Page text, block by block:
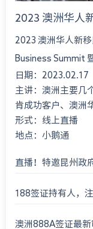
2023 澳洲华人
2023 澳洲华人新
Business Summit
International
日期：2023.02.17
主讲：澳洲主要几
肯成功客户、澳洲
形式：线上直播
地点：小鹅通
直播！特邀昆州政
188签证持有人，注
澳洲888A签证最新